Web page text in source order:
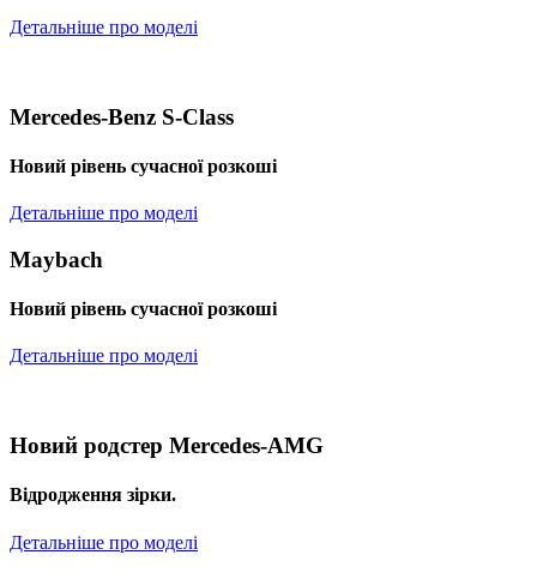
Детальніше про моделі
Mercedes-Benz S-Class
Новий рівень сучасної розкоші
Детальніше про моделі
Maybach
Новий рівень сучасної розкоші
Детальніше про моделі
Новий родстер Mercedes-AMG
Відродження зірки.
Детальніше про моделі